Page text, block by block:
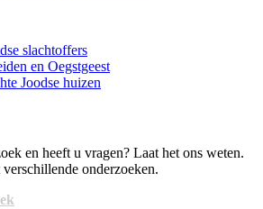
slachtoffers
en Oegstgeest
Joodse huizen
en heeft u vragen? Laat het ons weten.
onderzoeken.